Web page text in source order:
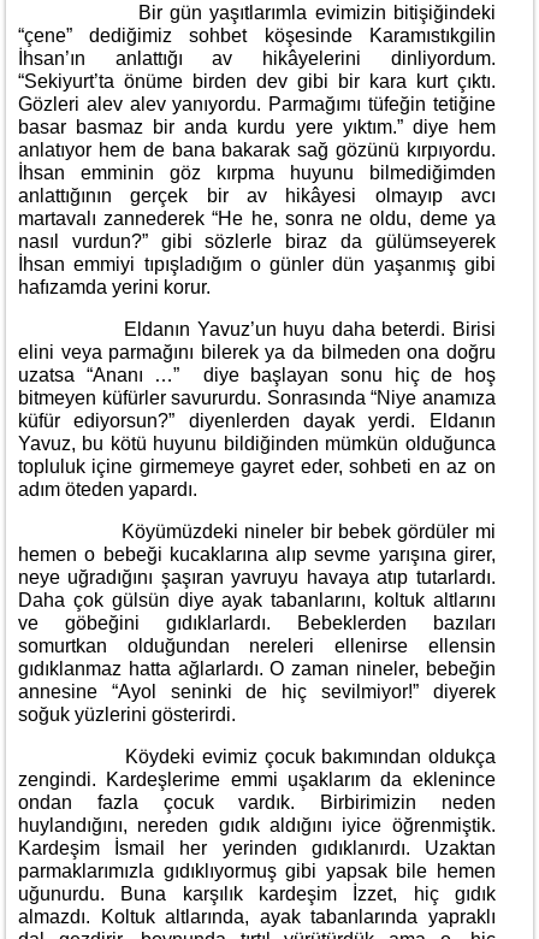
Bir gün yaşıtlarımla evimizin bitişiğindeki
“çene” dediğimiz sohbet köşesinde Karamıstıkgilin
İhsan’ın anlattığı av hikâyelerini dinliyordum.
“Sekiyurt’ta önüme birden dev gibi bir kara kurt çıktı.
Gözleri alev alev yanıyordu. Parmağımı tüfeğin tetiğine
basar basmaz bir anda kurdu yere yıktım.” diye hem
anlatıyor hem de bana bakarak sağ gözünü kırpıyordu.
İhsan emminin göz kırpma huyunu bilmediğimden
anlattığının gerçek bir av hikâyesi olmayıp avcı
martavalı zannederek “He he, sonra ne oldu, deme ya
nasıl vurdun?” gibi sözlerle biraz da gülümseyerek
İhsan emmiyi tıpışladığım o günler dün yaşanmış gibi
hafızamda yerini korur.
Eldanın Yavuz’un huyu daha beterdi. Birisi
elini veya parmağını bilerek ya da bilmeden ona doğru
uzatsa “Ananı …” diye başlayan sonu hiç de hoş
bitmeyen küfürler savururdu. Sonrasında “Niye anamıza
küfür ediyorsun?” diyenlerden dayak yerdi. Eldanın
Yavuz, bu kötü huyunu bildiğinden mümkün olduğunca
topluluk içine girmemeye gayret eder, sohbeti en az on
adım öteden yapardı.
Köyümüzdeki nineler bir bebek gördüler mi
hemen o bebeği kucaklarına alıp sevme yarışına girer,
neye uğradığını şaşıran yavruyu havaya atıp tutarlardı.
Daha çok gülsün diye ayak tabanlarını, koltuk altlarını
ve göbeğini gıdıklarlardı. Bebeklerden bazıları
somurtkan olduğundan nereleri ellenirse ellensin
gıdıklanmaz hatta ağlarlardı. O zaman nineler, bebeğin
annesine “Ayol seninki de hiç sevilmiyor!” diyerek
soğuk yüzlerini gösterirdi.
Köydeki evimiz çocuk bakımından oldukça
zengindi. Kardeşlerime emmi uşaklarım da eklenince
ondan fazla çocuk vardık. Birbirimizin neden
huylandığını, nereden gıdık aldığını iyice öğrenmiştik.
Kardeşim İsmail her yerinden gıdıklanırdı. Uzaktan
parmaklarımızla gıdıklıyormuş gibi yapsak bile hemen
uğunurdu. Buna karşılık kardeşim İzzet, hiç gıdık
almazdı. Koltuk altlarında, ayak tabanlarında yapraklı